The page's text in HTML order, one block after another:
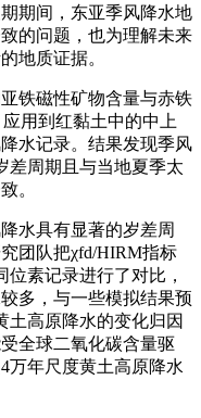
期间，东亚季风降水地
的问题，也为理解未来
地质证据。
铁磁性矿物含量与赤铁
用到红黏土中的中上
水记录。结果发现季风
差周期且与当地夏季太
。
水具有显著的岁差周
团队把χfd/HIRM指标
素记录进行了对比，
多，与一些模拟结果预
土高原降水的变化归因
全球二氧化碳含量驱
万年尺度黄土高原降水